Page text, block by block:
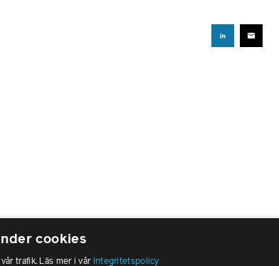
cookies
trafik. Läs mer i vår Integritetspolicy